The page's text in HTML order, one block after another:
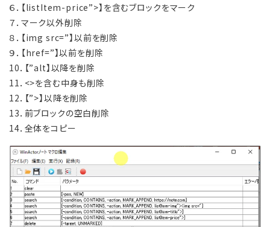
６．【listItem-price”>】を含むブロックをマーク
７．マーク以外削除
８．【img src=”】以前を削除
９．【href=”】以前を削除
10．【”alt】以降を削除
11．<>を含む中身も削除
12．【”>】以降を削除
13．前ブロックの空白削除
14．全体をコピー